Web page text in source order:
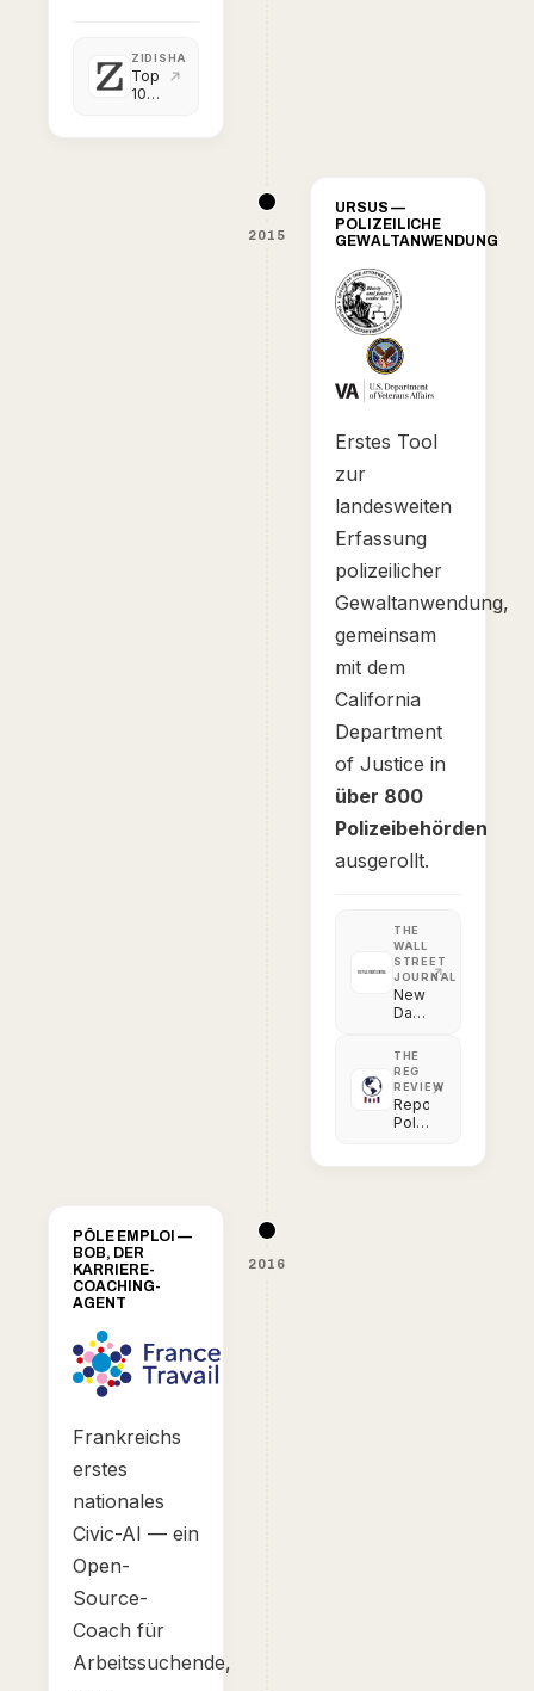
ZIDISHA
Top
10
2015
URSUS —
POLIZEILICHE
GEWALTANWENDUNG
Erstes Tool
zur
landesweiten
Erfassung
polizeilicher
Gewaltanwendung,
gemeinsam
mit dem
California
Department
of Justice in
über 800
Polizeibehörden
ausgerollt.
THE
WALL
STREET
JOURNAL
New
Data
Aims
for
Transparency
in
Police
THE
REG
REVIEW
Reporting
Police
2016
PÔLE EMPLOI —
BOB, DER
KARRIERE-
COACHING-
AGENT
Frankreichs
erstes
nationales
Civic-AI — ein
Open-
Source-
Coach für
Arbeitssuchende,